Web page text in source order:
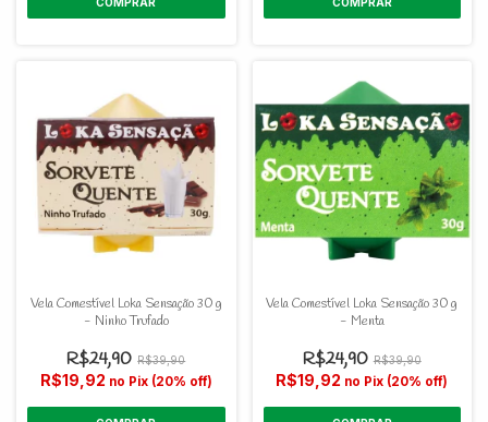
Vela Comestível Loka Sensação 30 g
- Ninho Trufado
R$24,90 R$39,90
R$19,92 no Pix (20% off)
Vela Comestível Loka Sensação 30 g
- Menta
R$24,90 R$39,90
R$19,92 no Pix (20% off)